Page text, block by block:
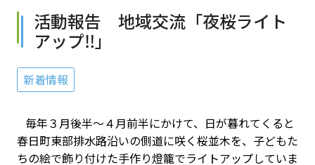
活動報告 地域交流「夜桜ライト
アップ‼」
新着情報
毎年３月後半～４月前半にかけて、日が暮れてくると
春日町東部排水路沿いの側道に咲く桜並木を、子どもた
ちの絵で飾り付けた手作り燈籠でライトアップしていま